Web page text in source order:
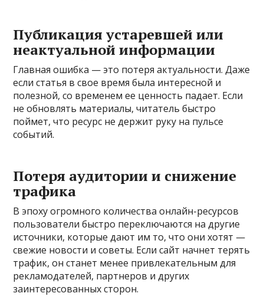
Публикация устаревшей или
неактуальной информации
Главная ошибка — это потеря актуальности. Даже
если статья в свое время была интересной и
полезной, со временем ее ценность падает. Если
не обновлять материалы, читатель быстро
поймет, что ресурс не держит руку на пульсе
событий.
Потеря аудитории и снижение
трафика
В эпоху огромного количества онлайн-ресурсов
пользователи быстро переключаются на другие
источники, которые дают им то, что они хотят —
свежие новости и советы. Если сайт начнет терять
трафик, он станет менее привлекательным для
рекламодателей, партнеров и других
заинтересованных сторон.